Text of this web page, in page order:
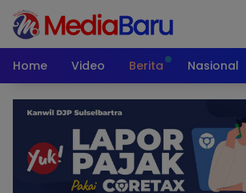
Langsung
konten
Home
Video Berita Nasional